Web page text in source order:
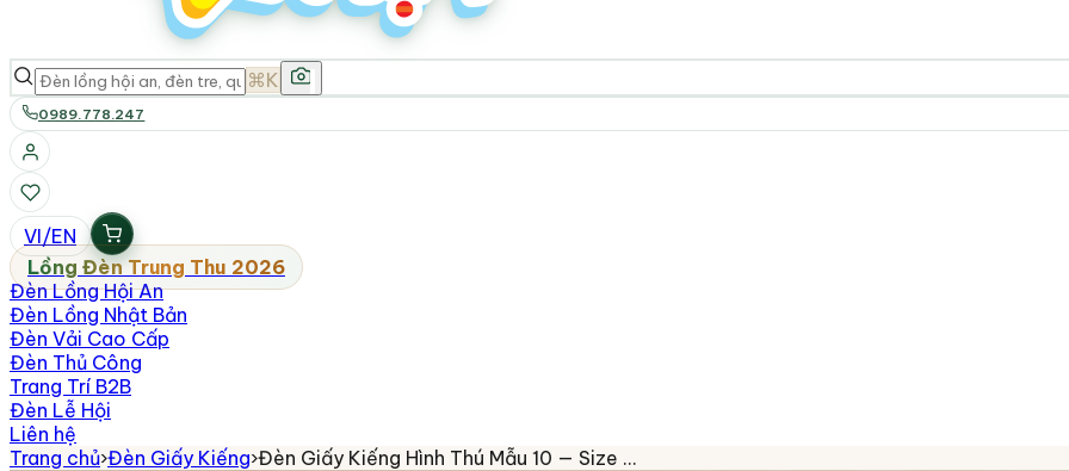
⌘K
0989.778.247
VI/EN
Lồng Đèn Trung Thu 2026
Đèn Lồng Hội An
Đèn Lồng Nhật Bản
Đèn Vải Cao Cấp
Đèn Thủ Công
Trang Trí B2B
Đèn Lễ Hội
Liên hệ
Trang chủ›Đèn Giấy Kiếng›Đèn Giấy Kiếng Hình Thú Mẫu 10 — Size …